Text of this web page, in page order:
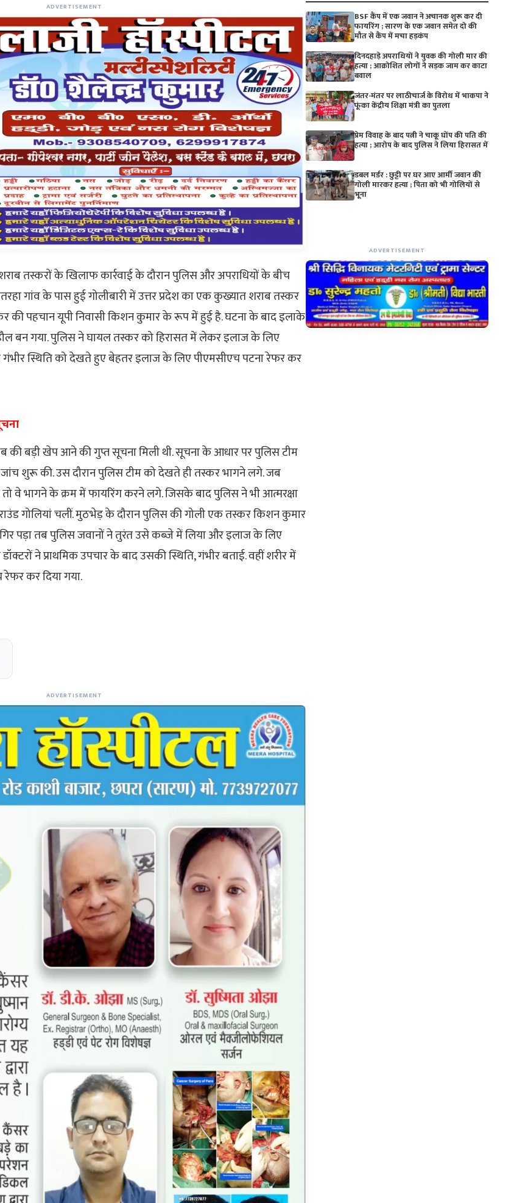
ADVERTISEMENT
तस्करों के खिलाफ कार्रवाई के दौरान पुलिस और अपराधियों के बीच
गांव के पास हुई गोलीबारी में उत्तर प्रदेश का एक कुख्यात शराब तस्कर
की पहचान यूपी निवासी किशन कुमार के रूप में हुई है. घटना के बाद इलाके
बन गया. पुलिस ने घायल तस्कर को हिरासत में लेकर इलाज के लिए
स्थिति को देखते हुए बेहतर इलाज के लिए पीएमसीएच पटना रेफर कर
की बड़ी खेप आने की गुप्त सूचना मिली थी. सूचना के आधार पर पुलिस टीम
शुरू की. उस दौरान पुलिस टीम को देखते ही तस्कर भागने लगे. जब
तो वे भागने के क्रम में फायरिंग करने लगे. जिसके बाद पुलिस ने भी आत्मरक्षा
गोलियां चलीं. मुठभेड़ के दौरान पुलिस की गोली एक तस्कर किशन कुमार
पड़ा तब पुलिस जवानों ने तुरंत उसे कब्जे में लिया और इलाज के लिए
ने प्राथमिक उपचार के बाद उसकी स्थिति, गंभीर बताई. वहीं शरीर में
कर दिया गया.
ADVERTISEMENT
BSF कैंप में एक जवान ने अचानक शुरू कर दी
फायरिंग ; सारण के एक जवान समेत दो की
मौत से कैंप में मचा हड़कंप
दिनदहाड़े अपराधियों ने युवक की गोली मार की
हत्या ; आक्रोशित लोगों ने सड़क जाम कर काटा
बवाल
जंतर-मंतर पर लाठीचार्ज के विरोध में भाकपा ने
फूंका केंद्रीय शिक्षा मंत्री का पुतला
प्रेम विवाह के बाद पत्नी ने चाकू घोंप की पति की
हत्या ; आरोप के बाद पुलिस ने लिया हिरासत में
डबल मर्डर : छुट्टी पर घर आए आर्मी जवान की
गोली मारकर हत्या ; पिता को भी गोलियों से
भूना
ADVERTISEMENT